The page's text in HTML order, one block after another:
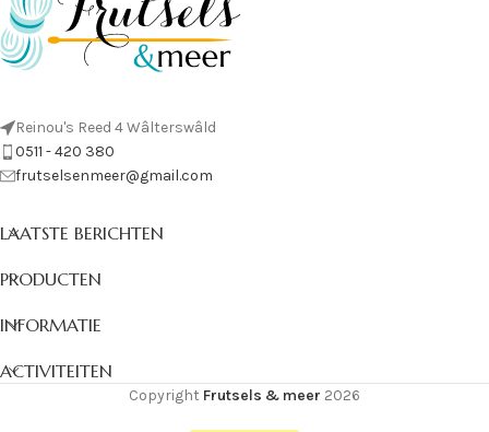
Reinou's Reed 4 Wâlterswâld
0511 - 420 380
frutselsenmeer@gmail.com
LAATSTE BERICHTEN
PRODUCTEN
INFORMATIE
ACTIVITEITEN
Copyright Frutsels & meer 2026